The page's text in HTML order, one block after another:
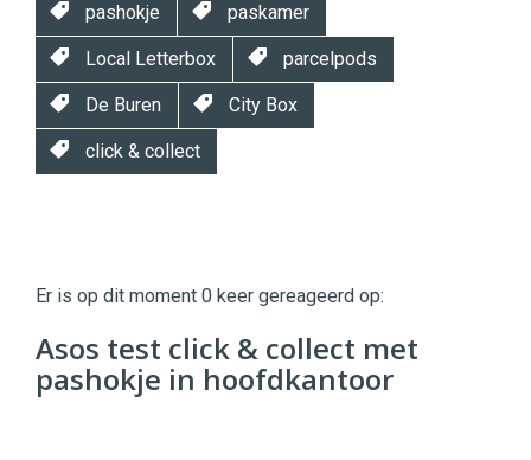
pashokje paskamer
Local Letterbox parcelpods
De Buren City Box
click & collect
|
Digital
Commercehttps://twinklemagazine.nl
9654
Er is op dit moment 0 keer gereageerd op:
Asos test click & collect met
pashokje in hoofdkantoor